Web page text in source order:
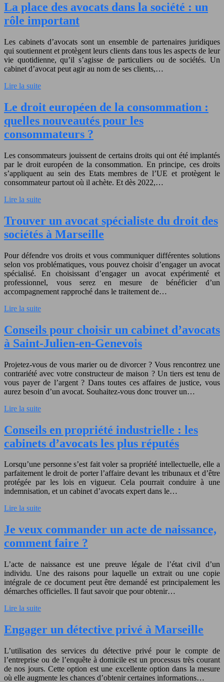
La place des avocats dans la société : un
rôle important
Les cabinets d’avocats sont un ensemble de partenaires juridiques
qui soutiennent et protègent leurs clients dans tous les aspects de leur
vie quotidienne, qu’il s’agisse de particuliers ou de sociétés. Un
cabinet d’avocat peut agir au nom de ses clients,…
Lire la suite
Le droit européen de la consommation :
quelles nouveautés pour les
consommateurs ?
Les consommateurs jouissent de certains droits qui ont été implantés
par le droit européen de la consommation. En principe, ces droits
s’appliquent au sein des Etats membres de l’UE et protègent le
consommateur partout où il achète. Et dès 2022,…
Lire la suite
Trouver un avocat spécialiste du droit des
sociétés à Marseille
Pour défendre vos droits et vous communiquer différentes solutions
selon vos problématiques, vous pouvez choisir d’engager un avocat
spécialisé. En choisissant d’engager un avocat expérimenté et
professionnel, vous serez en mesure de bénéficier d’un
accompagnement rapproché dans le traitement de…
Lire la suite
Conseils pour choisir un cabinet d’avocats
à Saint-Julien-en-Genevois
Projetez-vous de vous marier ou de divorcer ? Vous rencontrez une
contrariété avec votre constructeur de maison ? Un tiers est tenu de
vous payer de l’argent ? Dans toutes ces affaires de justice, vous
aurez besoin d’un avocat. Souhaitez-vous donc trouver un…
Lire la suite
Conseils en propriété industrielle : les
cabinets d’avocats les plus réputés
Lorsqu’une personne s’est fait voler sa propriété intellectuelle, elle a
parfaitement le droit de porter l’affaire devant les tribunaux et d’être
protégée par les lois en vigueur. Cela pourrait conduire à une
indemnisation, et un cabinet d’avocats expert dans le…
Lire la suite
Je veux commander un acte de naissance,
comment faire ?
L’acte de naissance est une preuve légale de l’état civil d’un
individu. Une des raisons pour laquelle un extrait ou une copie
intégrale de ce document peut être demandé est principalement les
démarches officielles. Il faut savoir que pour obtenir…
Lire la suite
Engager un détective privé à Marseille
L’utilisation des services du détective privé pour le compte de
l’entreprise ou de l’enquête à domicile est un processus très courant
de nos jours. Cette option est une excellente option dans la mesure
où elle augmente les chances d’obtenir certaines informations…